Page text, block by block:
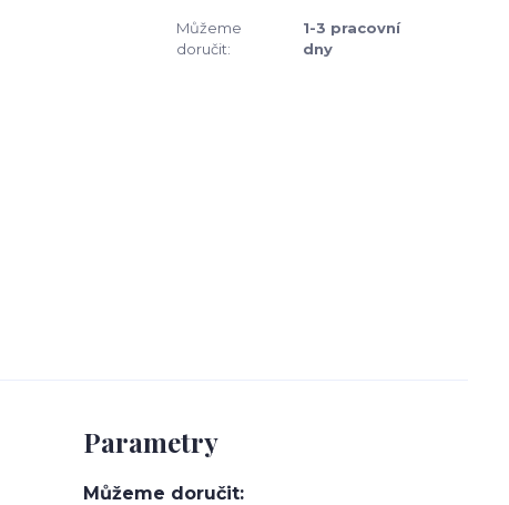
Můžeme
doručit:
1-3 pracovní
dny
Parametry
Můžeme doručit